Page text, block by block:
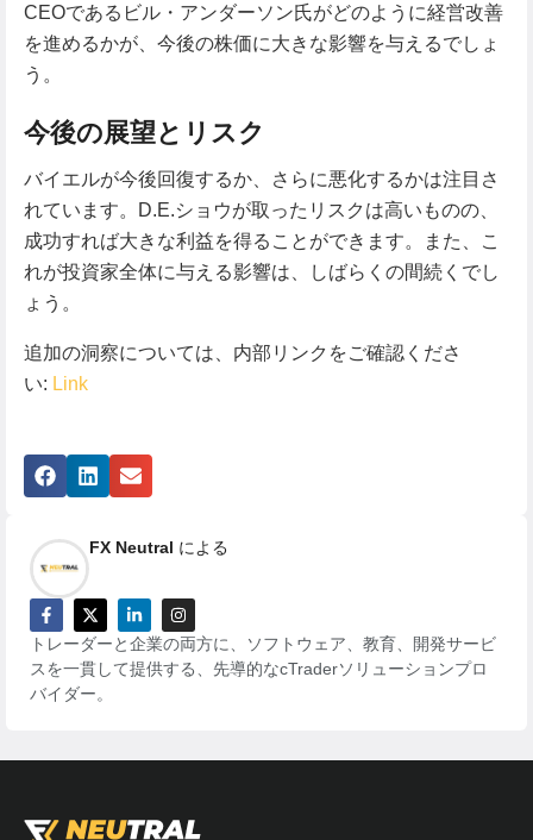
CEOであるビル・アンダーソン氏がどのように経営改善
を進めるかが、今後の株価に大きな影響を与えるでしょ
う。
今後の展望とリスク
バイエルが今後回復するか、さらに悪化するかは注目さ
れています。D.E.ショウが取ったリスクは高いものの、
成功すれば大きな利益を得ることができます。また、こ
れが投資家全体に与える影響は、しばらくの間続くでし
ょう。
追加の洞察については、内部リンクをご確認くださ
い: Link
FX Neutral による
トレーダーと企業の両方に、ソフトウェア、教育、開発サービ
スを一貫して提供する、先導的なcTraderソリューションプロ
バイダー。